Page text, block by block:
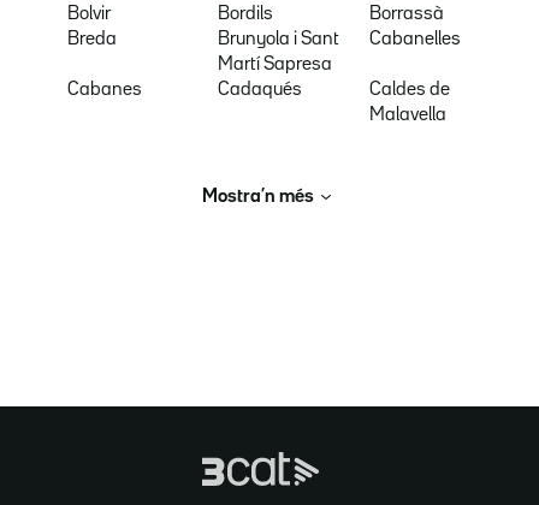
Bolvir
Bordils
Borrassà
Breda
Brunyola i Sant
Martí Sapresa
Cabanelles
Cabanes Cadaqués
Caldes de
Malavella
Mostra’n més